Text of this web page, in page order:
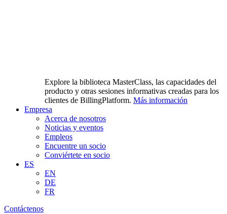
Explore la biblioteca MasterClass, las capacidades del
producto y otras sesiones informativas creadas para los
clientes de BillingPlatform. Más información
Empresa
Acerca de nosotros
Noticias y eventos
Empleos
Encuentre un socio
Conviértete en socio
ES
EN
DE
FR
Contáctenos